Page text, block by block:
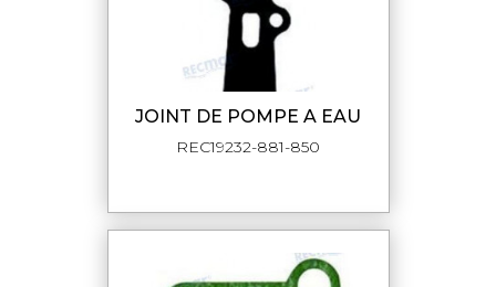
JOINT DE POMPE A EAU
REC19232-881-850